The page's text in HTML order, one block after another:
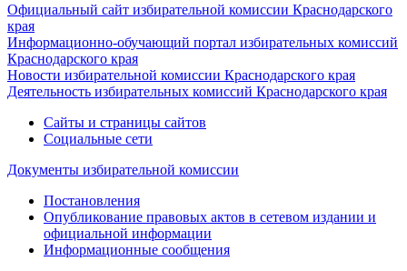
Официальный сайт избирательной комиссии Краснодарского
края
Информационно-обучающий портал избирательных комиссий
Краснодарского края
Новости избирательной комиссии Краснодарского края
Деятельность избирательных комиссий Краснодарского края
Сайты и страницы сайтов
Социальные сети
Документы избирательной комиссии
Постановления
Опубликование правовых актов в сетевом издании и
официальной информации
Информационные сообщения